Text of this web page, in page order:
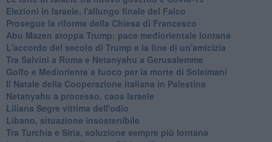
Elezioni in Israele, l'allungo finale del Falco
Prosegue la riforma della Chiesa di Francesco
Abu Mazen stoppa Trump: pace mediorientale lontana
L'accordo del secolo di Trump e la fine di un'amicizia
Tra Salvini a Roma e Netanyahu a Gerusalemme
Golfo e Medioriente a fuoco per la morte di Soleimani
Il Natale della Cooperazione italiana in Palestina
Netanyahu a processo, caos Israele
Liliana Segre vittima dell'odio
Libano, situazione insostenibile
Tra Turchia e Siria, soluzione sempre più lontana